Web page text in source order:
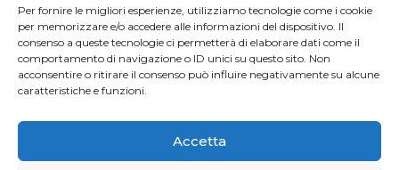
Per fornire le migliori esperienze, utilizziamo tecnologie come i cookie
per memorizzare e/o accedere alle informazioni del dispositivo. Il
consenso a queste tecnologie ci permetterà di elaborare dati come il
comportamento di navigazione o ID unici su questo sito. Non
acconsentire o ritirare il consenso può influire negativamente su alcune
caratteristiche e funzioni.
Accetta
Privacy policy
Cookies Policy
@2024 MP SRL. All Rights